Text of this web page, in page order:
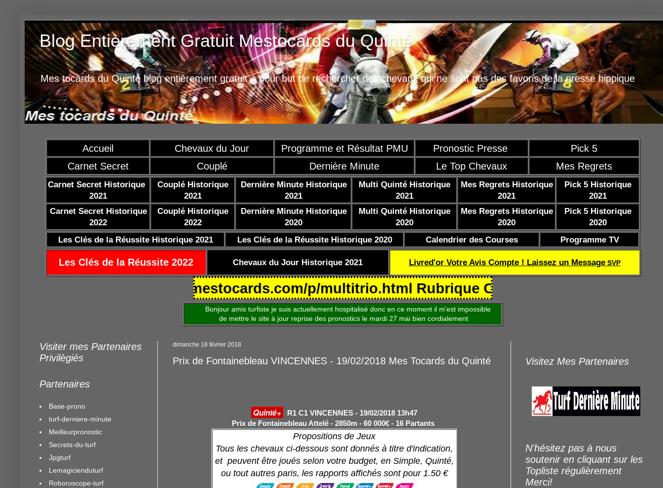
Blog Entièrement Gratuit Mestocards du Quinté
Mes tocards du Quinté blog entièrement gratuit a pour but de rechercher des chevaux qui ne sont pas des favoris de la presse hippique
Accueil Chevaux du Jour Programme et Résultat PMU Pronostic Presse
Pick 5
Carnet Secret
Couplé Dernière Minute Le Top Chevaux Mes Regrets
Carnet Secret Historique
2021
Couplé Historique
2021
Dernière Minute Historique
2021
Multi Quinté Historique
2021
Mes Regrets Historique
2021
Pick 5 Historique
2021
Carnet Secret Historique
2022
Couplé Historique
2022
Dernière Minute Historique
2020
Multi Quinté Historique
2020
Mes Regrets Historique
2020
Pick 5 Historique
2020
Les Clés de la Réussite Historique 2021
Les Clés de la Réussite Historique 2020 Calendrier des Courses Programme TV
Les Clés de la Réussite 2022 Chevaux du Jour Historique 2021 Livred'or Votre Avis Compte ! Laissez un MessageSVP
10/2021 https://www.mestocards.com/p/multitrio.html Rubrique Coef de réussite TQOQD 24
Bonjour amis turfiste je suis actuellement hospitalisé donc en ce moment il m'est impossible
de mettre le site à jour reprise des pronostics le mardi 27 mai bien cordialement
dimanche 18 février 2018
Prix de Fontainebleau VINCENNES - 19/02/2018 Mes Tocards du Quinté
Quinté+
R1 C1 VINCENNES - 19/02/2018 13h47
Prix de Fontainebleau Attelé - 2850m - 60 000€ - 16 Partants
Propositions de Jeux
Tous les chevaux ci-dessous sont donnés à titre d'indication,
et peuvent être joués selon votre budget, en Simple, Quinté,
ou tout autres paris, les rapports affichés sont pour 1.50 €
Visiter mes Partenaires
Privilègiés
Partenaires
Base-prono
turf-derniere-minute
Meilleurpronostic
Secrets-du-turf
Jpgturf
Lemagicienduturf
Roboroscope-turf
Visitez Mes Partenaires
N'hésitez pas à nous
soutenir en cliquant sur les
Topliste régulièrement
Merci!